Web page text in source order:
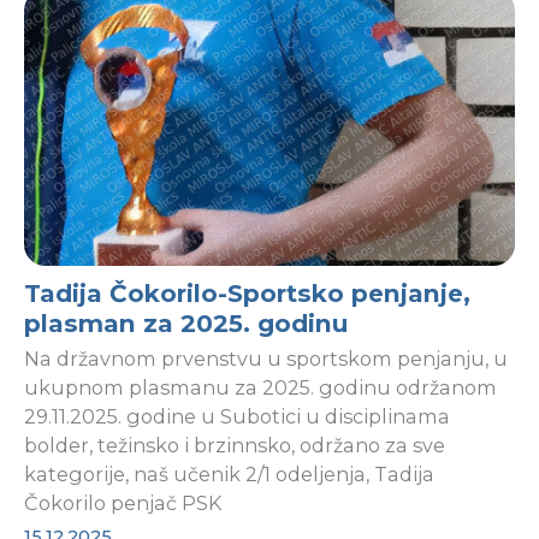
Tadija Čokorilo-Sportsko penjanje,
plasman za 2025. godinu
Na državnom prvenstvu u sportskom penjanju, u
ukupnom plasmanu za 2025. godinu održanom
29.11.2025. godine u Subotici u disciplinama
bolder, težinsko i brzinnsko, održano za sve
kategorije, naš učenik 2/1 odeljenja, Tadija
Čokorilo penjač PSK